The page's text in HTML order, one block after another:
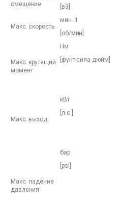
смещение
[в3]
Макс. скорость
мин- 1
[об/мин]
Макс. крутящий
момент
Нм
[фунт-сила-дюйм]
Макс. выход
кВт
[л.с.]
Макс. падение
давления
бар
[psi]